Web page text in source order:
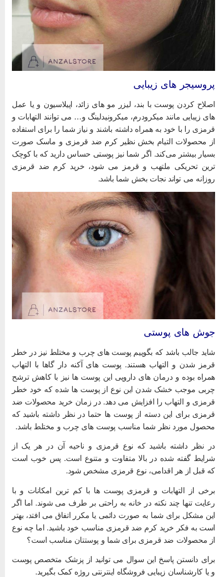
های زیبایی
کردن پوست با بند، لیزر مو های زائد، اپیلاسیون و یا عمل
زیبایی مانند میکرودرم، میکرونیدلینگ و… می توانند التهابات و
را با خود به همراه داشته باشند و نیاز شما را برای استفاده
محصولات التیام بخش نظیر کرم ضد قرمزی و ماسک صورت
بیشتر می‌کند. اگر شما نیز پوستی حساس دارید که با کوچک
تحریکی ملتهب و قرمز می شود، خرید کرم ضد قرمزی
می تواند نجات بخش شما باشد.
های پوستی
جالب باشد که بگوییم پوست های چرب و مختلط نیز در خطر
شدن و التهاب هستند.پوست های آکنه دارگاها با التهاب
بوده و درمان های دارویی این پوست ها نیز با کاهش ترشح
موجب خشک شدن این نوع از پوست ها شده که خود خطر
و التهاب را افزایش می دهد. در زمان خرید محصولات ضد
برای این دسته از پوست ها حتما در نظر داشته باشید که
مورد نظر شما مناسب پوست های چرب و مختلط باشد.
نظر داشته باشید که نوع قرمزی و ناحیه آن در هر یک از
گفته شده در بالا متفاوت و متنوع است. پس خوب است
قبل از هر اقدامی، نوع قرمزی مشخص شود.
از التهابات و قرمزی پوست ها با کم ترین امکانات و با
تنها چند نکته در خانه به راحتی بر طرف می شوند. اما اگر
مشکل برای شما به صورت دائمی یا مکرر اتفاق می افتد، بهتر
به فکر خرید کرم ضد قرمزی مناسب خود باشید. اما چه نوع
محصولات ضد قرمزی برای شما و پوستتان مناسب است؟
دانستن پاسخ این سوال می توانید از پزشک متخصص پوست
یا کارشناسان زیبایی فروشگاه اینترنتی روژه کمک بگیرید.